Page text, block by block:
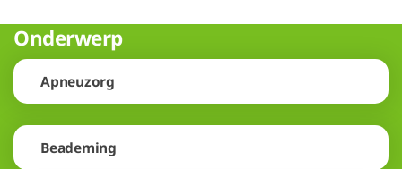
Onderwerp
Apneuzorg
Beademing